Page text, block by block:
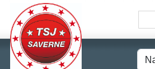
Panneau de gestion des cookies